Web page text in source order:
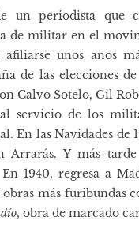
un periodista que
de militar en el
unos años
de las elecciones
Calvo Sotelo, Gil
servicio de los
En las Navidades de
Arrarás. Y más
1940, regresa a
obras más furibundas
, obra de marcado